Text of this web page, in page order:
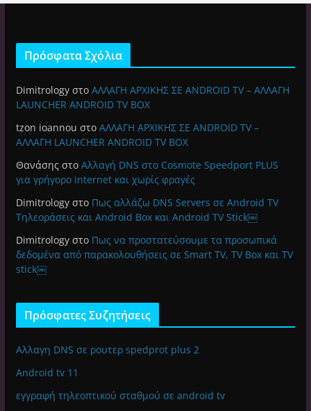
Πρόσφατα Σχόλια
Dimitrologyστο ΑΛΛΑΓΗ ΑΡΧΙΚΗΣ ΣΕ ANDROID TV – ΑΛΛΑΓΗ
LAUNCHER ANDROID TV BOX
tzon ioannou στο ΑΛΛΑΓΗ ΑΡΧΙΚΗΣ ΣΕ ANDROID TV –
ΑΛΛΑΓΗ LAUNCHER ANDROID TV BOX
Θανάσηςστο Αλλαγή DNS στο Cosmote Speedport PLUS
για γρήγορο internet και χωρίς φραγές
Dimitrologyστο Πως αλλάζω DNS Servers σε Android TV
Τηλεοράσεις και Android Box και Android TV Stick￼
Dimitrologyστο Πως να προστατεύσουμε τα προσωπικά
δεδομένα από παρακολουθήσεις σε Smart TV, TV Box και TV
stick￼
Πρόσφατες Συζητήσεις
Αλλαγη DNS σε ρουτερ spedprot plus 2
Android tv 11
εγγραφή τηλεοπτικού σταθμού σε android tv